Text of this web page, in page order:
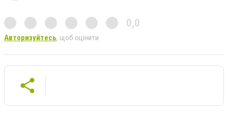
0,0
Авторизуйтесь, щоб оцінити